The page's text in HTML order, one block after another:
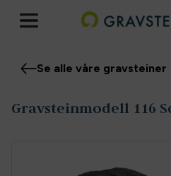
Se alle våre gravsteiner
Gravsteinmodell 116